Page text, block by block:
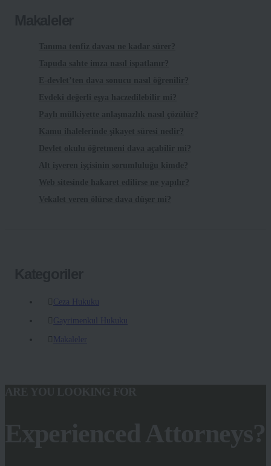
Ceza Hukuku
Gayrimenkul Hukuku
Makaleler